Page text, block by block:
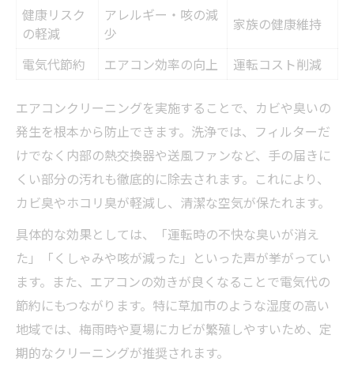
性の実例
草加市で安心して任せられるクリーニング
の特徴
て調整を
家庭環境別エアコンクリーニング最適頻度
早見表
ペットや喫煙家庭で気を付けたいクリーニ
ングのポイント
リビング・寝室ごとの頻度調整方法
エアコンクリーニング必要性を見極めるサ
インまとめ
草加市の家庭によくある悩みと解決策
お得な草加市エリアでのクリーニング比較術
健康リスク
の軽減
アレルギー・咳の減
少
家族の健康維持
電気代節約 エアコン効率の向上 運転コスト削減
エアコンクリーニングを実施することで、カビや臭いの
発生を根本から防止できます。洗浄では、フィルターだ
けでなく内部の熱交換器や送風ファンなど、手の届きに
くい部分の汚れも徹底的に除去されます。これにより、
カビ臭やホコリ臭が軽減し、清潔な空気が保たれます。
具体的な効果としては、「運転時の不快な臭いが消え
た」「くしゃみや咳が減った」といった声が挙がってい
ます。また、エアコンの効きが良くなることで電気代の
節約にもつながります。特に草加市のような湿度の高い
地域では、梅雨時や夏場にカビが繁殖しやすいため、定
期的なクリーニングが推奨されます。